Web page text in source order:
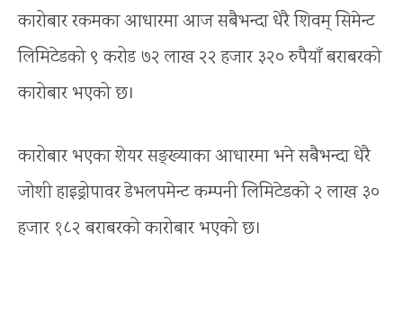
कारोबार रकमका आधारमा आज सबैभन्दा धेरै शिवम् सिमेन्ट
लिमिटेडको ९ करोड ७२ लाख २२ हजार ३२० रुपैयाँ बराबरको
कारोबार भएको छ।
कारोबार भएका शेयर सङ्ख्याका आधारमा भने सबैभन्दा धेरै
जोशी हाइड्रोपावर डेभलपमेन्ट कम्पनी लिमिटेडको २ लाख ३०
हजार १८२ बराबरको कारोबार भएको छ।